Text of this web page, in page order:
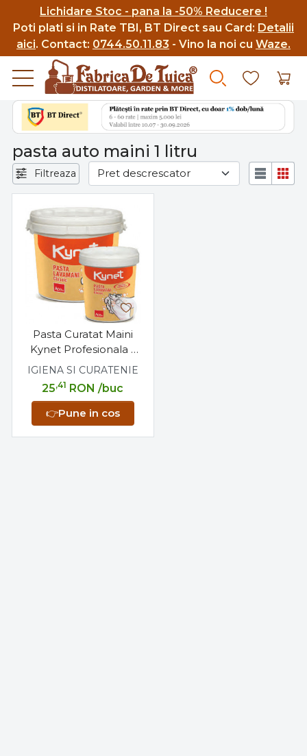
Lichidare Stoc - pana la -50% Reducere !
Poti plati si in Rate TBI, BT Direct sau Card: Detalii
aici. Contact: 0744.50.11.83 - Vino la noi cu Waze.
pasta auto maini 1 litru
Filtreaza
Pasta Curatat Maini
Kynet Profesionala 1
Litru
IGIENA SI CURATENIE
25,41 RON /buc
👉Pune in cos